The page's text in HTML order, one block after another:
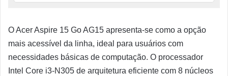
O Acer Aspire 15 Go AG15 apresenta-se como a opção
mais acessível da linha, ideal para usuários com
necessidades básicas de computação. O processador
Intel Core i3-N305 de arquitetura eficiente com 8 núcleos